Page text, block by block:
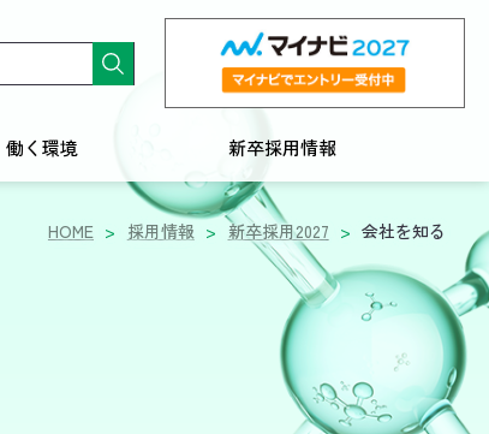
働く環境 新卒採用情報
HOME 採用情報 新卒採用2027 会社を知る